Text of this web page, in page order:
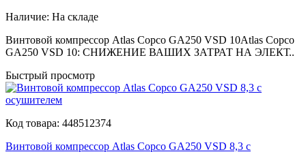
Наличие: На складе
Винтовой компрессор Atlas Copco GA250 VSD 10Atlas Copco
GA250 VSD 10: СНИЖЕНИЕ ВАШИХ ЗАТРАТ НА ЭЛЕКТ..
Быстрый просмотр
Код товара: 448512374
Винтовой компрессор Atlas Copco GA250 VSD 8,3 с